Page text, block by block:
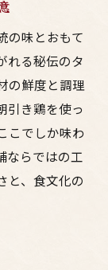
の味とおもて
れる秘伝のタ
の鮮度と調理
引き鶏を使っ
こでしか味わ
ならではの工
と、食文化の